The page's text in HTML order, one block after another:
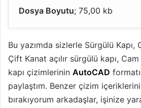
Dosya Boyutu; 75,00 kb
Bu yazımda sizlerle Sürgülü Kapı,
Çift Kanat açılır sürgülü kapı,
kapı çizimlerinin AutoCAD
paylaştım. Benzer çizim içeriklerini
bırakıyorum arkadaşlar, işinize